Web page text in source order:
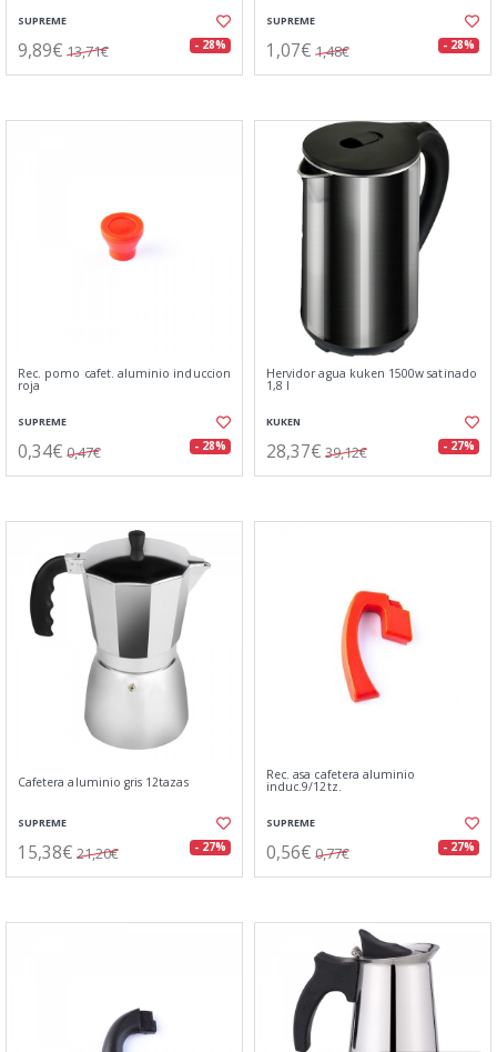
SUPREME
9,89€ 13,71€ - 28%
SUPREME
1,07€ 1,48€ - 28%
Rec. pomo cafet. aluminio induccion
roja
SUPREME
0,34€ 0,47€ - 28%
Hervidor agua kuken 1500w satinado
1,8 l
KUKEN
28,37€ 39,12€ - 27%
Cafetera aluminio gris 12tazas
SUPREME
15,38€ 21,20€ - 27%
Rec. asa cafetera aluminio
induc.9/12tz.
SUPREME
0,56€ 0,77€ - 27%